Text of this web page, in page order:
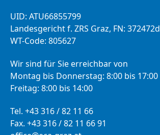
UID: ATU66855799
Landesgericht f. ZRS Graz, FN: 372472d
WT-Code: 805627
Wir sind für Sie erreichbar von
Montag bis Donnerstag: 8:00 bis 17:00
Freitag: 8:00 bis 14:00
Tel. +43 316 / 82 11 66
Fax. +43 316 / 82 11 66 91